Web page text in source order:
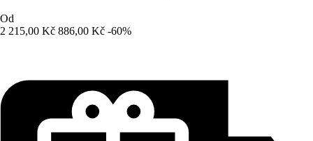
Od
2 215,00 Kč 886,00 Kč -60%